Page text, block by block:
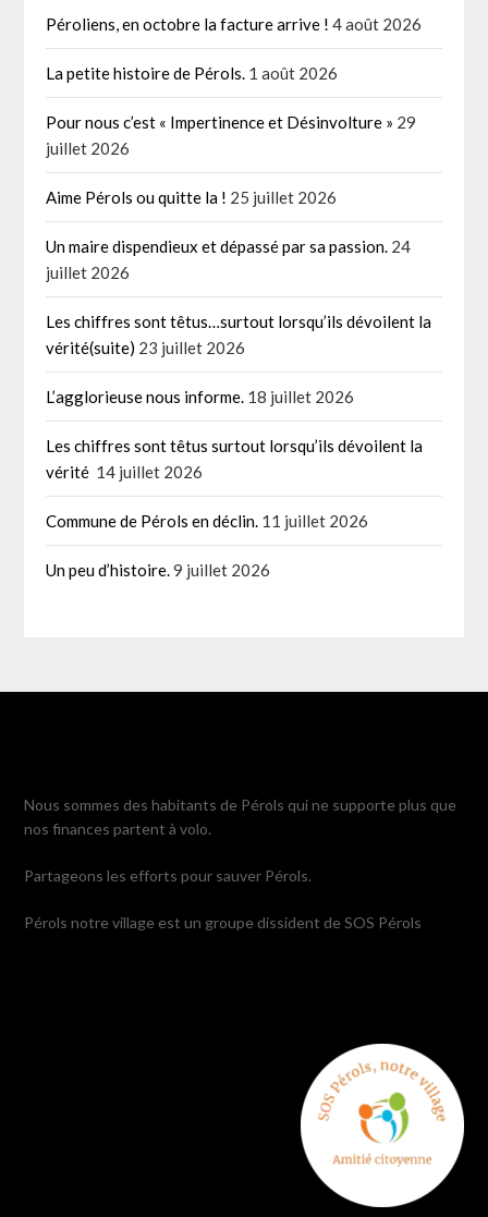
Péroliens, en octobre la facture arrive ! 4 août 2026
La petite histoire de Pérols. 1 août 2026
Pour nous c’est « Impertinence et Désinvolture » 29
juillet 2026
Aime Pérols ou quitte la ! 25 juillet 2026
Un maire dispendieux et dépassé par sa passion. 24
juillet 2026
Les chiffres sont têtus…surtout lorsqu’ils dévoilent la
vérité(suite) 23 juillet 2026
L’agglorieuse nous informe. 18 juillet 2026
Les chiffres sont têtus surtout lorsqu’ils dévoilent la
vérité 14 juillet 2026
Commune de Pérols en déclin. 11 juillet 2026
Un peu d’histoire.9 juillet 2026
Nous sommes des habitants de Pérols qui ne supporte plus que
nos finances partent à volo.
Partageons les efforts pour sauver Pérols.
Pérols notre village est un groupe dissident de SOS Pérols